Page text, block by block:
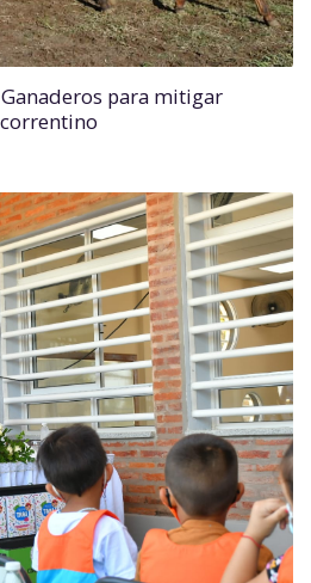
para mitigar